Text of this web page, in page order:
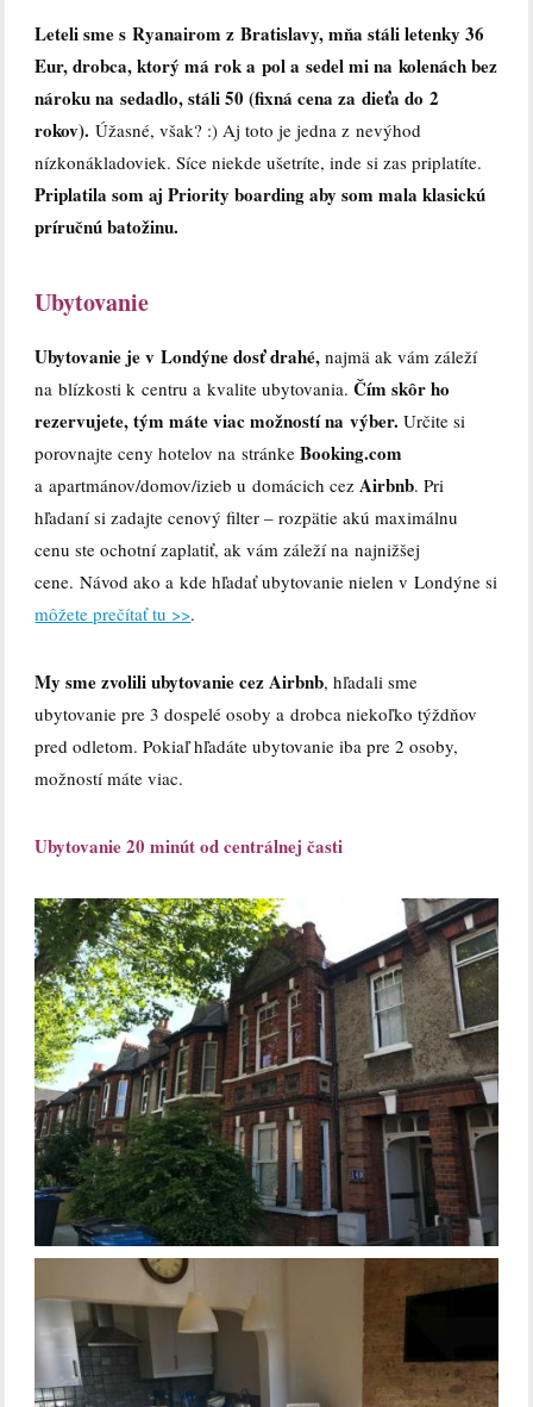
Leteli sme s Ryanairom z Bratislavy, mňa stáli letenky 36
Eur, drobca, ktorý má rok a pol a sedel mi na kolenách bez
nároku na sedadlo, stáli 50 (fixná cena za dieťa do 2
rokov).Úžasné, však? :) Aj toto je jedna z nevýhod
nízkonákladoviek. Síce niekde ušetríte, inde si zas priplatíte.
Priplatila som aj Priority boarding aby som mala klasickú
príručnú batožinu.
Ubytovanie
Ubytovanie je v Londýne dosť drahé, najmä ak vám záleží
na blízkosti k centru a kvalite ubytovania.Čím skôr ho
rezervujete, tým máte viac možností na výber. Určite si
porovnajte ceny hotelov na stránkeBooking.com
a apartmánov/domov/izieb u domácich cezAirbnb. Pri
hľadaní si zadajte cenový filter – rozpätie akú maximálnu
cenu ste ochotní zaplatiť, ak vám záleží na najnižšej
cene. Návod ako a kde hľadať ubytovanie nielen v Londýne si
môžete prečítať tu >>.
My sme zvolili ubytovanie cez Airbnb, hľadali sme
ubytovanie pre 3 dospelé osoby a drobca niekoľko týždňov
pred odletom. Pokiaľ hľadáte ubytovanie iba pre 2 osoby,
možností máte viac.
Ubytovanie 20 minút od centrálnej časti